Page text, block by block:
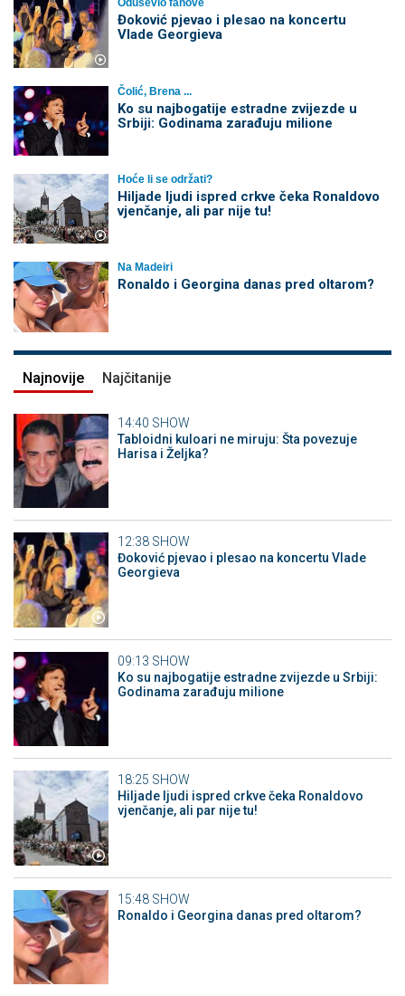
Oduševio fanove
Đoković pjevao i plesao na koncertu
Vlade Georgieva
Čolić, Brena ...
Ko su najbogatije estradne zvijezde u
Srbiji: Godinama zarađuju milione
Hoće li se održati?
Hiljade ljudi ispred crkve čeka Ronaldovo
vjenčanje, ali par nije tu!
Na Madeiri
Ronaldo i Georgina danas pred oltarom?
Najnovije Najčitanije
14:40 SHOW
Tabloidni kuloari ne miruju: Šta povezuje
Harisa i Željka?
12:38 SHOW
Đoković pjevao i plesao na koncertu Vlade
Georgieva
09:13 SHOW
Ko su najbogatije estradne zvijezde u Srbiji:
Godinama zarađuju milione
18:25 SHOW
Hiljade ljudi ispred crkve čeka Ronaldovo
vjenčanje, ali par nije tu!
15:48 SHOW
Ronaldo i Georgina danas pred oltarom?